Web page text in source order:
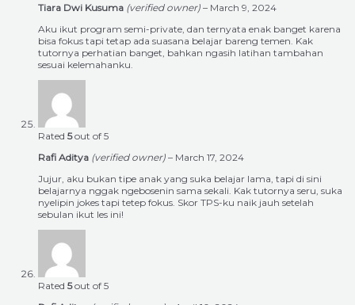
Tiara Dwi Kusuma (verified owner) – March 9, 2024
Aku ikut program semi-private, dan ternyata enak banget karena
bisa fokus tapi tetap ada suasana belajar bareng temen. Kak
tutornya perhatian banget, bahkan ngasih latihan tambahan
sesuai kelemahanku.
Rated 5out of 5
Rafi Aditya (verified owner) – March 17, 2024
Jujur, aku bukan tipe anak yang suka belajar lama, tapi di sini
belajarnya nggak ngebosenin sama sekali. Kak tutornya seru, suka
nyelipin jokes tapi tetep fokus. Skor TPS-ku naik jauh setelah
sebulan ikut les ini!
Rated 5out of 5